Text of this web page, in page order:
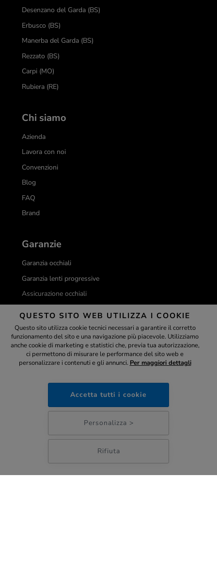
Desenzano del Garda (BS)
Erbusco (BS)
Manerba del Garda (BS)
Rezzato (BS)
Carpi (MO)
Rubiera (RE)
Chi siamo
Azienda
Lavora con noi
Convenzioni
Blog
FAQ
Brand
Garanzie
Garanzia occhiali
Garanzia lenti progressive
Assicurazione occhiali
Informativa prova lenti progressive
Servizi
Training lenti a contatto
Prova lenti progressive
Assistente
ottica-lux.it
QUESTO SITO WEB UTILIZZA I COOKIE
Questo sito utilizza cookie tecnici necessari a garantire il corretto
funzionamento del sito e una navigazione più piacevole. Utilizziamo
anche cookie di marketing e statistici che, previa tua autorizzazione,
ci permettono di misurare le performance del sito web e
personalizzare i contenuti e gli annunci. Per maggiori dettagli
Accetta tutti i cookie
Rifiuta
Personalizza >